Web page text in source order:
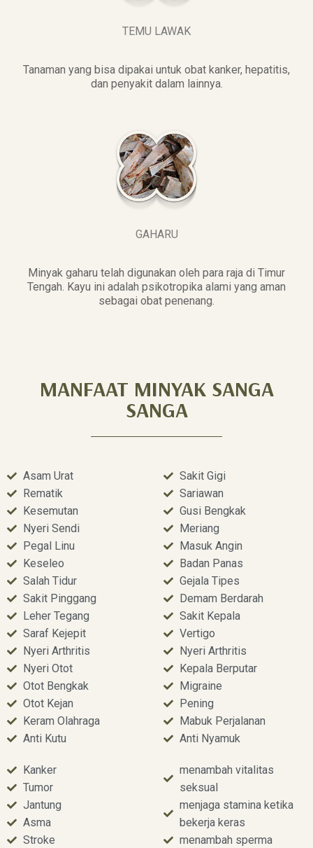
TEMU LAWAK
Tanaman yang bisa dipakai untuk obat kanker, hepatitis,
dan penyakit dalam lainnya.
GAHARU
Minyak gaharu telah digunakan oleh para raja di Timur
Tengah. Kayu ini adalah psikotropika alami yang aman
sebagai obat penenang.
MANFAAT MINYAK SANGA
SANGA
Asam Urat
Rematik
Kesemutan
Nyeri Sendi
Pegal Linu
Keseleo
Salah Tidur
Sakit Pinggang
Leher Tegang
Saraf Kejepit
Nyeri Arthritis
Nyeri Otot
Otot Bengkak
Otot Kejan
Keram Olahraga
Anti Kutu
Sakit Gigi
Sariawan
Gusi Bengkak
Meriang
Masuk Angin
Badan Panas
Gejala Tipes
Demam Berdarah
Sakit Kepala
Vertigo
Nyeri Arthritis
Kepala Berputar
Migraine
Pening
Mabuk Perjalanan
Anti Nyamuk
Kanker
Tumor
Jantung
Asma
Stroke
menambah vitalitas
seksual
menjaga stamina ketika
bekerja keras
menambah sperma